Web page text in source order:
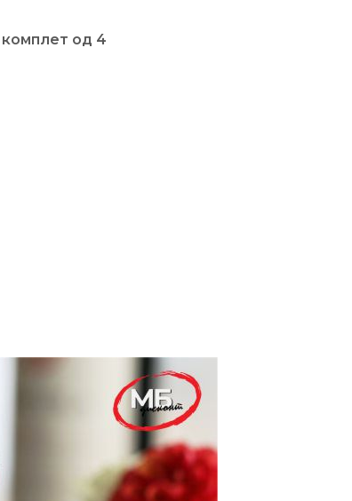
комплет од 4